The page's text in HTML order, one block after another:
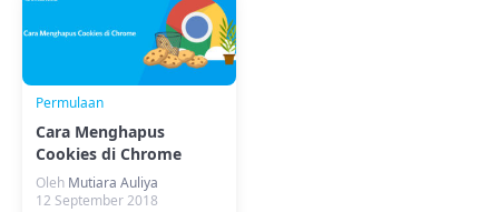
Permulaan
Cara Menghapus
Cookies di Chrome
Oleh Mutiara Auliya
12 September 2018